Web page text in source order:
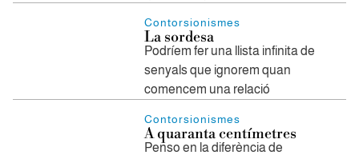
Contorsionismes
La sordesa
Podríem fer una llista infinita de
senyals que ignorem quan
comencem una relació
Contorsionismes
A quaranta centímetres
Penso en la diferència de